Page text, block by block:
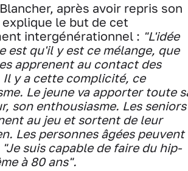
après avoir repris son
le but de cet
intergénérationnel : "L'idée
est qu'il y est ce mélange, que
apprenent au contact des
Il y a cette complicité, ce
Le jeune va apporter toute
son enthousiasme. Les seniors
au jeu et sortent de leur
Les personnes âgées peuvent
"Je suis capable de faire du hip-
à 80 ans".